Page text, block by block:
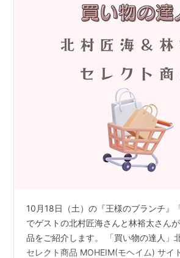
10月18日（土）の『王様のブランチ』
でゲストの北村匠海さんと林裕太さん
品をご紹介します。 「買い物の達人」
セレクト商品 MOHEIM(モヘイム) サイ